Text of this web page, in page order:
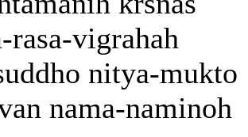
rasa-vigrahah
nitya-mukto
nama-naminoh